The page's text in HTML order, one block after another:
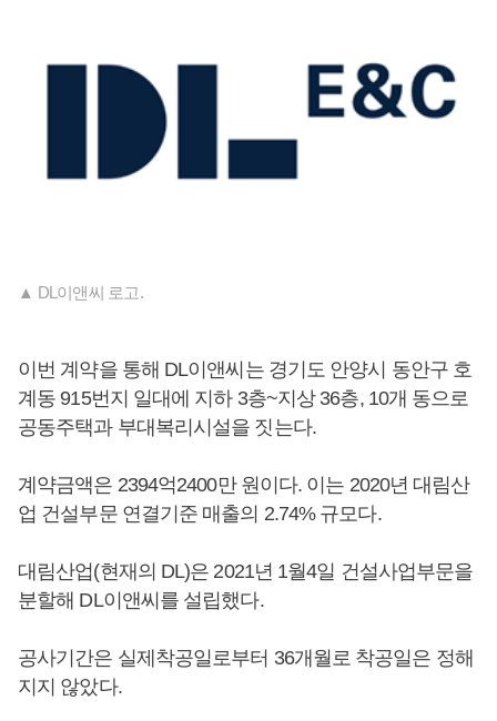
▲ DL이앤씨 로고.
이번 계약을 통해 DL이앤씨는 경기도 안양시 동안구 호
계동 915번지 일대에 지하 3층~지상 36층, 10개 동으로
공동주택과 부대복리시설을 짓는다.
계약금액은 2394억2400만 원이다. 이는 2020년 대림산
업 건설부문 연결기준 매출의 2.74% 규모다.
대림산업(현재의 DL)은 2021년 1월4일 건설사업부문을
분할해 DL이앤씨를 설립했다.
공사기간은 실제착공일로부터 36개월로 착공일은 정해
지지 않았다.